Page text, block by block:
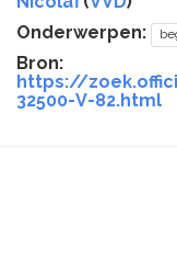
Onderwerpen:
Bron:
https://
32500-V-82.html